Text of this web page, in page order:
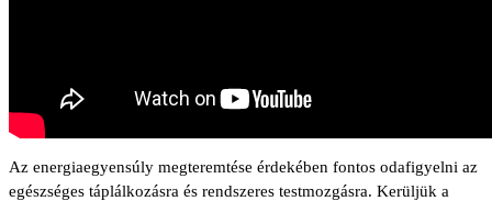
Az energiaegyensúly megteremtése érdekében fontos odafigyelni az
egészséges táplálkozásra és rendszeres testmozgásra. Kerüljük a